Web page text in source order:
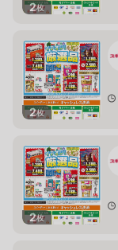
2枚
2枚
2枚